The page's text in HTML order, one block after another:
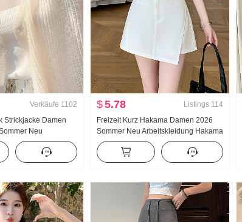
Verkäufe 1102
Strickjacke Damen
Neu
Hemd
Klein Schal
$5.78 Listings 114
Freizeit Kurz Hakama Damen 2026
Sommer Neu Arbeitskleidung Hakama
Hohe Taille Breite Beine Stiefelhose
Außerhalb zu tragen Kurz Rockhose
Damen